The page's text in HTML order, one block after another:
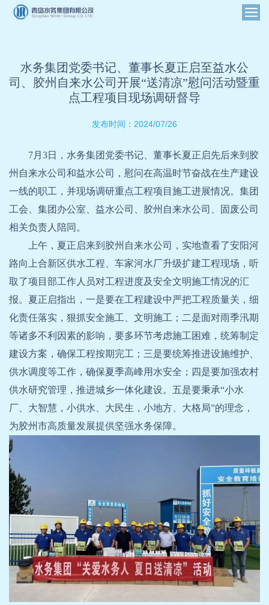
水务集团党委书记、董事长夏正启至益水公
司、胶州自来水公司开展“送清凉”慰问活动暨重
点工程项目现场调研督导
发布时间： 2024/07/26
7月3日，水务集团党委书记、董事长夏正启先后来到胶
州自来水公司和益水公司，慰问在高温时节奋战在生产建设
一线的职工，并现场调研重点工程项目施工进展情况。集团
工会、集团办公室、益水公司、胶州自来水公司、固废公司
相关负责人陪同。
上午，夏正启来到胶州自来水公司，实地查看了安阳河
路向上合新区供水工程、车家河水厂升级扩建工程现场，听
取了项目部工作人员对工程进度及安全文明施工情况的汇
报。夏正启指出，一是要在工程建设中严把工程质量关，细
化责任落实，狠抓安全施工、文明施工；二是面对雨季汛期
等诸多不利因素的影响，要多环节考虑施工困难，统筹制定
建设方案，确保工程按期完工；三是要统筹推进设施维护、
供水调度等工作，确保夏季高峰用水安全；四是要加强农村
供水研究管理，推进城乡一体化建设。五是要秉承“小水
厂、大智慧，小供水、大民生，小地方、大格局”的理念，
为胶州市高质量发展提供坚强水务保障。